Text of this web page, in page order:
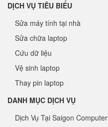
DỊCH VỤ TIÊU BIỂU
Sửa máy tính tại nhà
Sửa chữa laptop
Cứu dữ liệu
Vệ sinh laptop
Thay pin laptop
DANH MỤC DỊCH VỤ
Dịch Vụ Tại Saigon Computer